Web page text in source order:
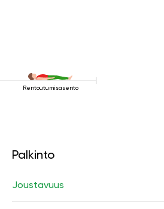
Rentoutumisasento
Palkinto
Joustavuus